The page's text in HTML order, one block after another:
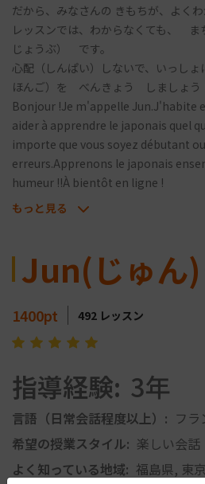
だから、みなさんの きもちが、よくわ
レッスンでは、わからなくても、
じょうぶ） です。
心配（しんぱい）しないで、いっし
ほんご）を べんきょう しましょう
Bonjour !Je m'appelle Jun.J'habite
aider à apprendre le japonais quel
importe que vous soyez débutant
erreurs.Apprenons le japonais
humeur !!À bientôt en ligne !
もっと見る
Jun(じゅん)
1400pt 492 レッスン
指導経験: 3年
言語（日常会話程度以上）: フラ
希望の授業スタイル: 楽しい会話
よく知っている地域: 福島県, 東